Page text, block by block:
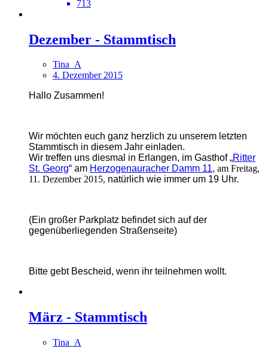
713
Dezember - Stammtisch
Tina_A
4. Dezember 2015
Hallo Zusammen!
Wir möchten euch ganz herzlich zu unserem letzten
Stammtisch in diesem Jahr einladen.
Wir treffen uns diesmal in Erlangen, im Gasthof „Ritter
St. Georg“ am Herzogenauracher Damm 11, am Freitag,
11. Dezember 2015, natürlich wie immer um 19 Uhr.
(Ein großer Parkplatz befindet sich auf der
gegenüberliegenden Straßenseite)
Bitte gebt Bescheid, wenn ihr teilnehmen wollt.
März - Stammtisch
Tina_A